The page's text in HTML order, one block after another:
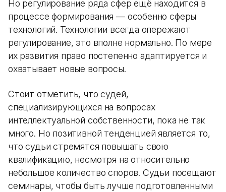
Но регулирование ряда сфер ещё находится в
процессе формирования — особенно сферы
технологий. Технологии всегда опережают
регулирование, это вполне нормально. По мере
их развития право постепенно адаптируется и
охватывает новые вопросы.
Стоит отметить, что судей,
специализирующихся на вопросах
интеллектуальной собственности, пока не так
много. Но позитивной тенденцией является то,
что судьи стремятся повышать свою
квалификацию, несмотря на относительно
небольшое количество споров. Судьи посещают
семинары, чтобы быть лучше подготовленными